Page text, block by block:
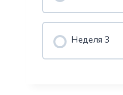
Неделя 3